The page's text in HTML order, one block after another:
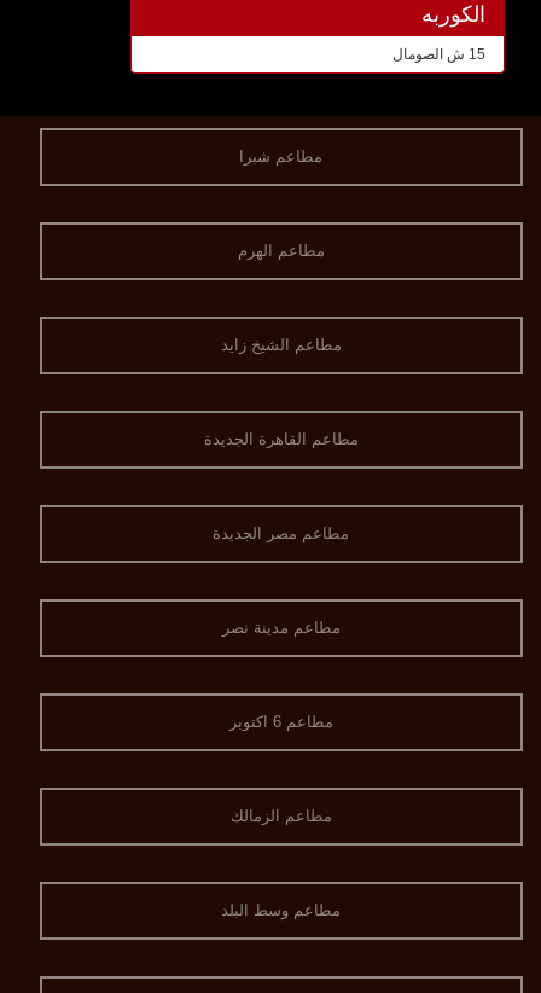
الكوربه
15 ش الصومال
مطاعم شبرا
مطاعم الهرم
مطاعم الشيخ زايد
مطاعم القاهرة الجديدة
مطاعم مصر الجديدة
مطاعم مدينة نصر
مطاعم 6 اكتوبر
مطاعم الزمالك
مطاعم وسط البلد